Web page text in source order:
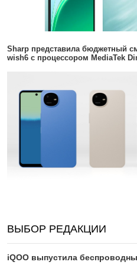
Sharp представила бюджетный
wish6 с процессором MediaTek
ВЫБОР РЕДАКЦИИ
iQOO выпустила